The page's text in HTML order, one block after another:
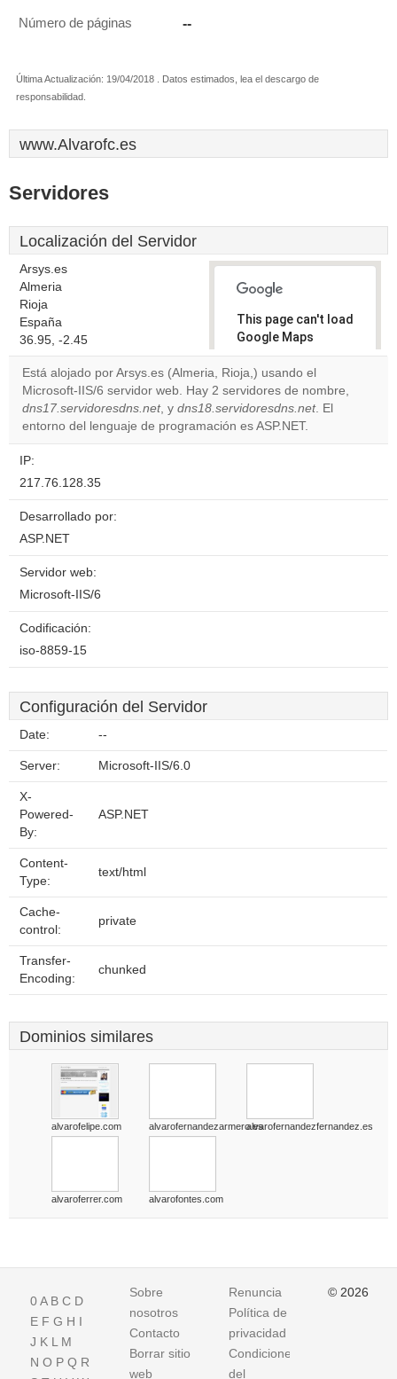
Número de páginas --
Última Actualización: 19/04/2018 . Datos estimados, lea el descargo de
responsabilidad.
www.Alvarofc.es
Servidores
Localización del Servidor
Arsys.es
Almeria
Rioja
España
36.95, -2.45
This page can't load
Google Maps
correctly.
Do you
own this
website?
Está alojado por Arsys.es (Almeria, Rioja,) usando el
Microsoft-IIS/6 servidor web. Hay 2 servidores de nombre,
dns17.servidoresdns.net, y dns18.servidoresdns.net. El
entorno del lenguaje de programación es ASP.NET.
IP:
217.76.128.35
Desarrollado por:
ASP.NET
Servidor web:
Microsoft-IIS/6
Codificación:
iso-8859-15
Configuración del Servidor
Date: --
Server: Microsoft-IIS/6.0
X-
Powered-
By:
ASP.NET
Content-
Type:
text/html
Cache-
control:
private
Transfer-
Encoding:
chunked
Dominios similares
alvarofelipe.com alvarofernandezarmero.esalvarofernandezfernandez.es
alvaroferrer.com alvarofontes.com
0A B C D
E F G H I
J K L M
N O P Q R
Sobre
nosotros
Contacto
Borrar sitio
web
Renuncia
Política de
privacidad
Condiciones
del
© 2026